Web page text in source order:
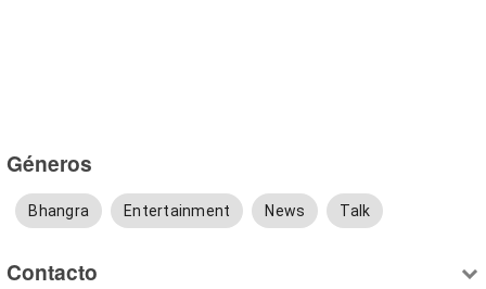
Géneros
Bhangra Entertainment News Talk
Contacto